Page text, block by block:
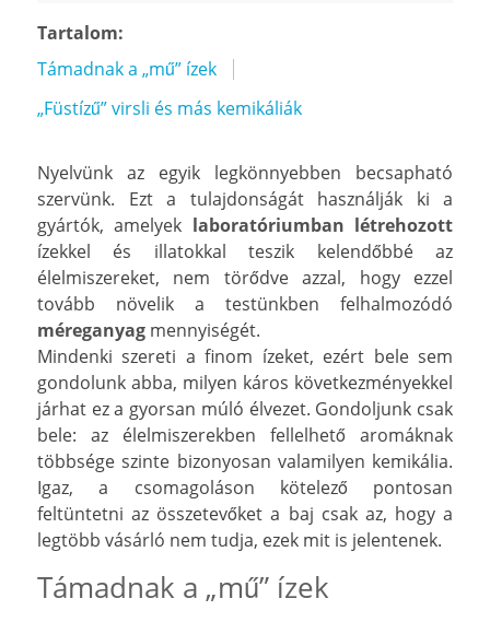
Tartalom:
Támadnak a „mű” ízek
„Füstízű” virsli és más kemikáliák
Nyelvünk az egyik legkönnyebben becsapható
szervünk. Ezt a tulajdonságát használják ki a
gyártók, amelyek laboratóriumban létrehozott
ízekkel és illatokkal teszik kelendőbbé az
élelmiszereket, nem törődve azzal, hogy ezzel
tovább növelik a testünkben felhalmozódó
méreganyag mennyiségét.
Mindenki szereti a finom ízeket, ezért bele sem
gondolunk abba, milyen káros következményekkel
járhat ez a gyorsan múló élvezet. Gondoljunk csak
bele: az élelmiszerekben fellelhető aromáknak
többsége szinte bizonyosan valamilyen kemikália.
Igaz, a csomagoláson kötelező pontosan
feltüntetni az összetevőket a baj csak az, hogy a
legtöbb vásárló nem tudja, ezek mit is jelentenek.
Támadnak a „mű” ízek